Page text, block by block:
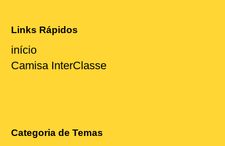
Links Rápidos
início
Camisa InterClasse
Categoria de Temas